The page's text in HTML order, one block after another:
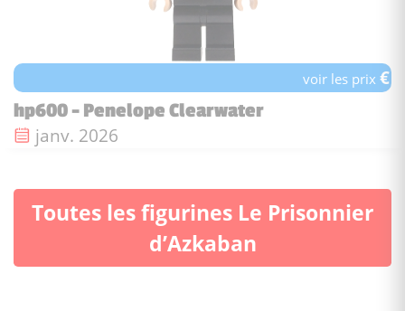
voir les prix€
hp600 - Penelope Clearwater
Date de sortie :
janv. 2026
Toutes les figurines Le Prisonnier
d’Azkaban